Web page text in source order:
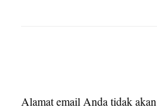
Alamat email Anda tidak